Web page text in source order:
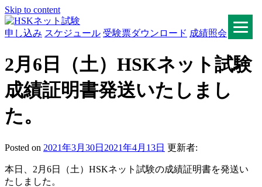
Skip to content
申し込み スケジュール 受験票ダウンロード 成績照会
2月6日（土）HSKネット試験
成績証明書発送いたしまし
た。
Posted on 2021年3月30日 2021年4月13日 更新者:
本日、2月6日（土）HSKネット試験の成績証明書を発送い
たしました。